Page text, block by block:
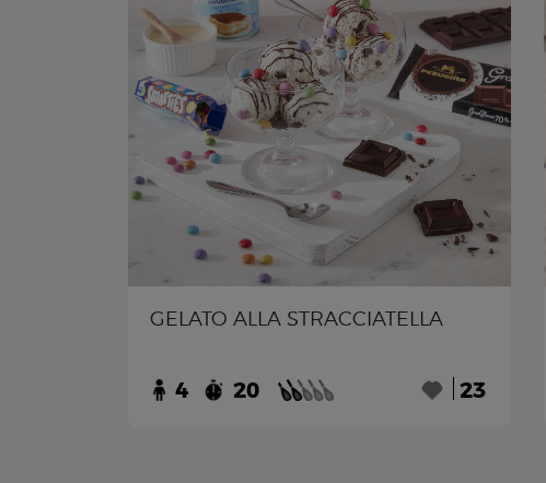
GELATO ALLA STRACCIATELLA
4 20 23